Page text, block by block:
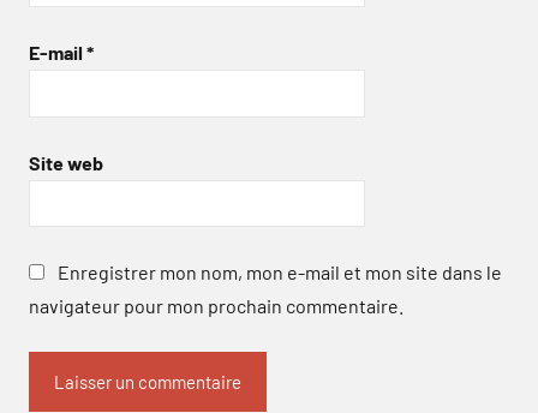
E-mail *
Site web
Enregistrer mon nom, mon e-mail et mon site dans le
navigateur pour mon prochain commentaire.